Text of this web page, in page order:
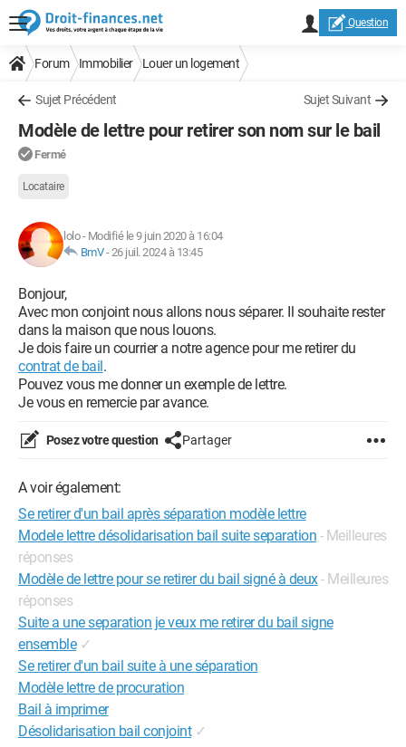
Question
Forum Immobilier Louer un logement
Sujet Précédent Sujet Suivant
Modèle de lettre pour retirer son nom sur le bail
Fermé
Locataire
lolo- Modifié le 9 juin 2020 à 16:04
BmV-26 juil. 2024 à 13:45
Bonjour,
Avec mon conjoint nous allons nous séparer. Il souhaite rester
dans la maison que nous louons.
Je dois faire un courrier a notre agence pour me retirer du
contrat de bail.
Pouvez vous me donner un exemple de lettre.
Je vous en remercie par avance.
Posez votre question Partager
A voir également:
Se retirer d'un bail après séparation modèle lettre
Modele lettre désolidarisation bail suite separation - Meilleures
réponses
Modèle de lettre pour se retirer du bail signé à deux- Meilleures
réponses
Suite a une separation je veux me retirer du bail signe
ensemble ✓
Se retirer d'un bail suite à une séparation
Modèle lettre de procuration
Bail à imprimer
Désolidarisation bail conjoint ✓